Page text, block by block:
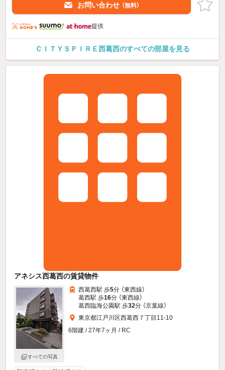
お問い合わせ （無料）
提供
ＣＩＴＹＳＰＩＲＥ西葛西のすべての部屋を見る
アネシス西葛西の賃貸物件
すべての写真
西葛西駅 歩5分 （東西線）
葛西駅 歩16分 （東西線）
葛西臨海公園駅 歩32分 （京葉線）
東京都江戸川区西葛西７丁目11-10
6階建 / 27年7ヶ月 / RC